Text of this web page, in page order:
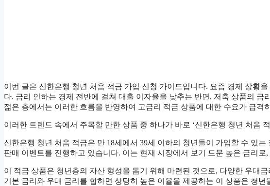
이번 글은 신한은행 청년 처음 적금 가입 신청 가이드입니다. 요즘 경제 상황
다. 금리 인하는 경제 전반에 걸쳐 대출 이자율을 낮추는 반면, 저축 상품의
젊은 층에서는 이러한 흐름을 반영하여 고금리 적금 상품에 대한 수요가 급격
이러한 트렌드 속에서 주목할 만한 상품 중 하나가 바로 ‘신한은행 청년 처음
신한은행 청년 처음 적금은 만 18세에서 39세 이하의 청년들이 가입할 수 있
판매 이벤트를 진행하고 있습니다. 이는 현재 시장에서 보기 드문 높은 금리
이 적금 상품은 청년층의 자산 형성을 돕기 위해 마련된 것으로, 다양한 우대
기본 금리와 우대 금리를 합하면 상당히 높은 이율을 제공하는 이 상품은 청